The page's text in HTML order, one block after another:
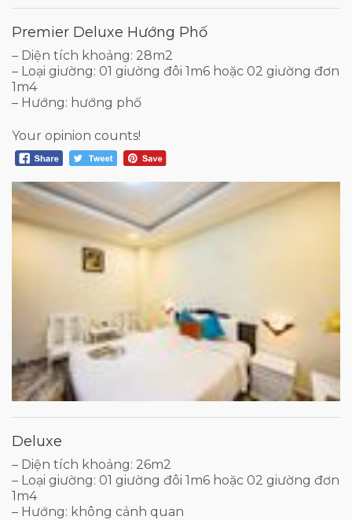
Premier Deluxe Hướng Phố
– Diện tích khoảng: 28m2
– Loại giường: 01 giường đôi 1m6 hoặc 02 giường đơn
1m4
– Hướng: hướng phố
Your opinion counts!
Deluxe
– Diện tích khoảng: 26m2
– Loại giường: 01 giường đôi 1m6 hoặc 02 giường đơn
1m4
– Hướng: không cảnh quan